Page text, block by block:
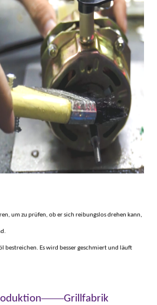
um zu prüfen, ob er sich reibungslos drehen kann,
bestreichen. Es wird besser geschmiert und läuft
——Grillfabrik